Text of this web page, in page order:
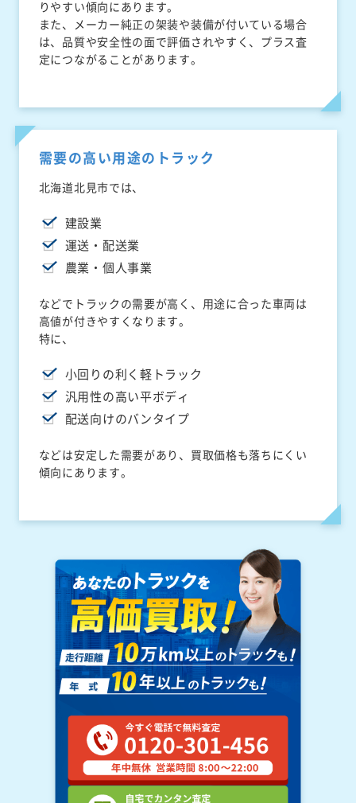
りやすい傾向にあります。
また、メーカー純正の架装や装備が付いている場合
は、品質や安全性の面で評価されやすく、プラス査
定につながることがあります。
需要の高い用途のトラック
北海道北見市では、
建設業
運送・配送業
農業・個人事業
などでトラックの需要が高く、用途に合った車両は
高値が付きやすくなります。
特に、
小回りの利く軽トラック
汎用性の高い平ボディ
配送向けのバンタイプ
などは安定した需要があり、買取価格も落ちにくい
傾向にあります。